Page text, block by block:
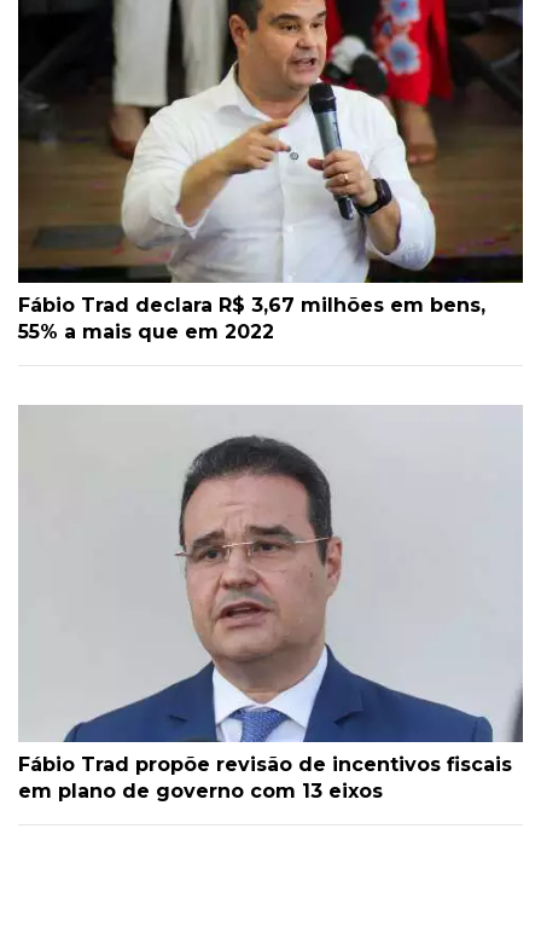
Fábio Trad declara R$ 3,67 milhões em bens,
55% a mais que em 2022
Fábio Trad propõe revisão de incentivos fiscais
em plano de governo com 13 eixos